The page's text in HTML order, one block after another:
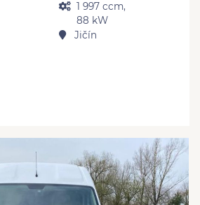
1 997 ccm,
88 kW
Jičín